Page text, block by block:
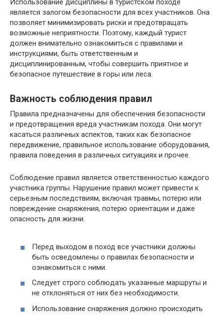
Использование дисциплины в туристском походе
является залогом безопасности для всех участников. Она
позволяет минимизировать риски и предотвращать
возможные неприятности. Поэтому, каждый турист
должен внимательно ознакомиться с правилами и
инструкциями, быть ответственным и
дисциплинированным, чтобы совершить приятное и
безопасное путешествие в горы или леса.
Важность соблюдения правил
Правила предназначены для обеспечения безопасности
и предотвращения вреда участникам похода. Они могут
касаться различных аспектов, таких как безопасное
передвижение, правильное использование оборудования,
правила поведения в различных ситуациях и прочее.
Соблюдение правил является ответственностью каждого
участника группы. Нарушение правил может привести к
серьезным последствиям, включая травмы, потерю или
повреждение снаряжения, потерю ориентации и даже
опасность для жизни.
Перед выходом в поход все участники должны
быть осведомлены о правилах безопасности и
ознакомиться с ними.
Следует строго соблюдать указанные маршруты и
не отклоняться от них без необходимости.
Использование снаряжения должно происходить